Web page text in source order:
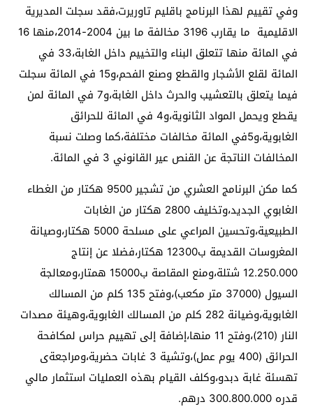
وفي تقييم لهذا البرنامج باقليم تاوريرت،فقد سجلت المديرية
الاقليمية ما يقارب 3196 مخالفة ما بين 2004-2014،منها 16
في المائة منها تتعلق البناء والتخييم داخل الغابة،33 في
المائة لقلع الأشجار والقطع وصنع الفحم،و15 في المائة سجلت
فيما يتعلق بالتعشيب والحرث داخل الغابة،و7 في المائة لمن
يقطع ويحمل المواد الثانوية،و4 في المائة للحرائق
الغابوية،و5في المائة مخالفات مختلفة،كما وصلت نسبة
المخالفات الناتجة عن القنص عير القانوني 3 في المائة.
كما مكن البرنامج العشري من تشجير 9500 هكتار من الغطاء
الغابوي الجديد،وتخليف 2800 هكتار من الغابات
الطبيعية،وتحسين المراعي على مسلحة 5000 هكتار،وصيانة
المغروسات القديمة ب12300 هكتار،فضلا عن إنتاج
12.250.000 شتلة،ومنع المقاصة ب15000 همتار،ومعالجة
السيول (37000 متر مكعب)،وفتح 135 كلم من المسالك
الغابوية،وضيانة 282 كلم من المسالك الغابوية،وهيئة مصدات
النار (210)،وفتح 11 منها،إضافة إلى تهييم حراس لمكافحة
الحرائق (400 يوم عمل)،وتشية 3 غابات حضرية،ومراجعةى
تهسئة غابة دبدو،وكلف القيام بهذه العمليات استثمار مالي
قدره 300.800.000 درهم.